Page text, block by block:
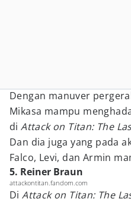
Dengan manuver
Mikasa mampu
diAttack on Titan: The
Dan dia juga yang pada
Falco, Levi, dan Armin
5. Reiner Braun
attackontitan.fandom.com
DiAttack on Titan: The